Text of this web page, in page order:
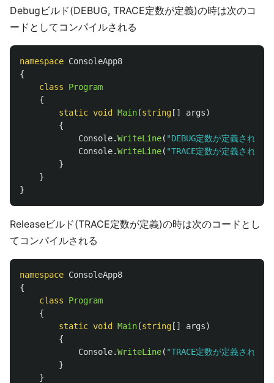
Debugビルド(DEBUG, TRACE定数が定義)の時は次のコ
ードとしてコンパイルされる
namespace ConsoleApp8
{
class
Program
{
static void Main(string[] args)
{
Console.WriteLine( "DEBUG定数が定義されて
Console.WriteLine( "TRACE定数が定義されて
}
}
}
Releaseビルド(TRACE定数が定義)の時は次のコードとし
てコンパイルされる
namespace ConsoleApp8
{
class
Program
{
static void Main(string[] args)
{
Console.WriteLine( "TRACE定数が定義されて
}
}